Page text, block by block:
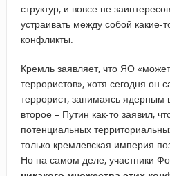
структур, и вовсе не
устраивать между собой какие-
конфликты.
Кремль заявляет, что ЯО
террористов», хотя сегодня он
террорист, занимаясь ядерным
второе – Путин как-то заявил,
потенциальных
только кремлевская империя
Но на самом деле, участники